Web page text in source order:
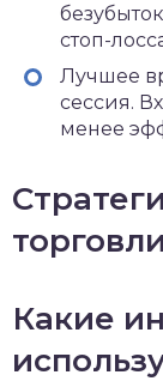
стоп-
Лучшее
сессия.
менее
Какие